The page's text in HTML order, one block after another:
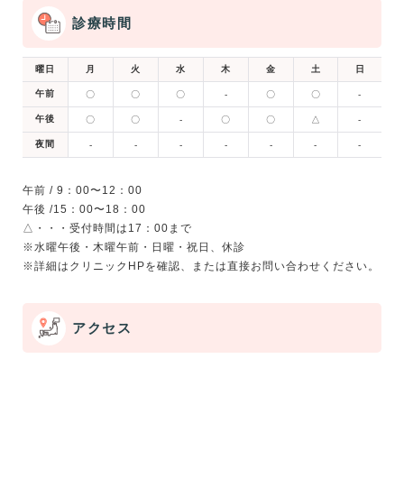
診療時間
曜日 月 火 水 木 金 土 日
午前 〇 〇 〇 - 〇 〇 -
午後 〇 〇 - 〇 〇 △ -
夜間 - - - - - - -
午前 / 9：00〜12：00
午後 /15：00〜18：00
△・・・受付時間は17：00まで
※水曜午後・木曜午前・日曜・祝日、休診
アクセス